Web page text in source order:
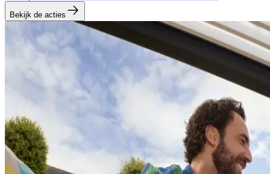
Bekijk de acties